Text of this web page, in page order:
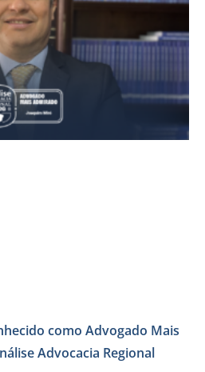
como Advogado Mais
Advocacia Regional